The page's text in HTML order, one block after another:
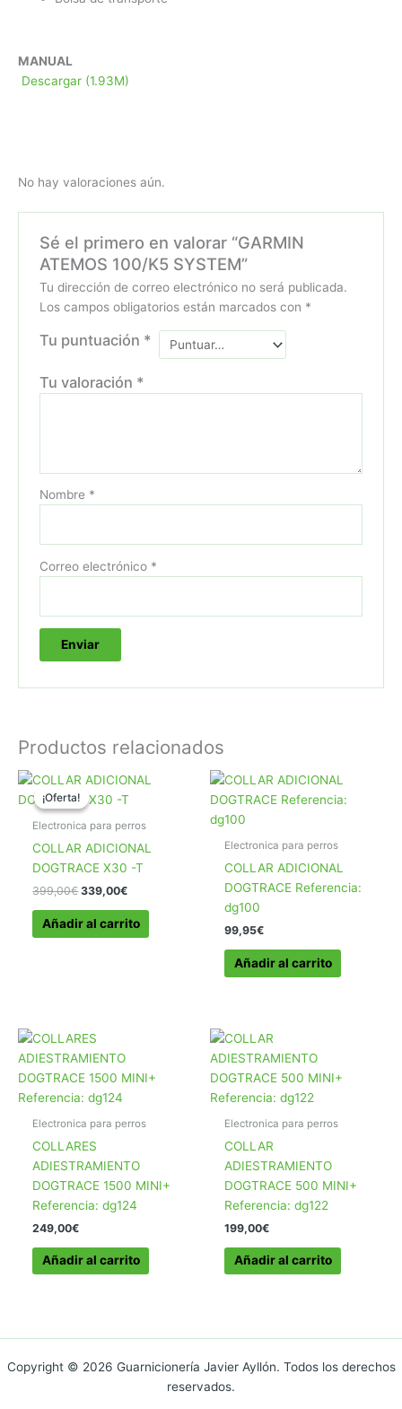
MANUAL
Descargar (1.93M)
No hay valoraciones aún.
Sé el primero en valorar “GARMIN
ATEMOS 100/K5 SYSTEM”
Tu dirección de correo electrónico no será publicada.
Los campos obligatorios están marcados con *
Tu puntuación *
Tu valoración *
Nombre *
Correo electrónico *
Productos relacionados
¡Oferta!
¡Oferta!
Electronica para perros
COLLAR ADICIONAL
DOGTRACE X30 -T
399,00€El
original
339,00€El
actual
Añadir al carrito
Electronica para perros
COLLAR ADICIONAL
DOGTRACE Referencia:
dg100
99,95€
Añadir al carrito
Electronica para perros
COLLARES
ADIESTRAMIENTO
DOGTRACE 1500 MINI+
Referencia: dg124
249,00€
Añadir al carrito
Electronica para perros
COLLAR
ADIESTRAMIENTO
DOGTRACE 500 MINI+
Referencia: dg122
199,00€
Añadir al carrito
Copyright © 2026 Guarnicionería Javier Ayllón. Todos los derechos
reservados.